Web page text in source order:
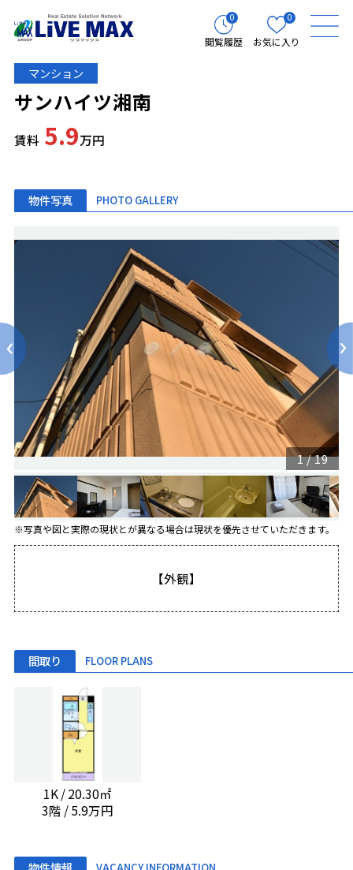
0
閲覧履歴
0
お気に入り
マンション
サンハイツ湘南
賃料 5.9万円
物件写真 PHOTO GALLERY
1/19
※写真や図と実際の現状とが異なる場合は現状を優先させていただきます。
【外観】
間取り FLOOR PLANS
1K / 20.30㎡
3階 / 5.9万円